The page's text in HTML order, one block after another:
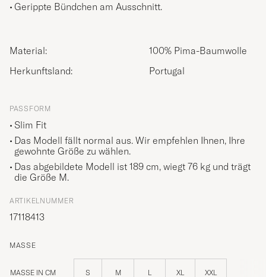
Gerippte Bündchen am Ausschnitt.
Material:
100% Pima-Baumwolle
Herkunftsland:
Portugal
PASSFORM
Slim Fit
Das Modell fällt normal aus. Wir empfehlen Ihnen, Ihre
gewohnte Größe zu wählen.
Das abgebildete Modell ist 189 cm, wiegt 76 kg und trägt
die Größe M.
ARTIKELNUMMER
17118413
MASSE
MASSE IN CM S M L XL XXL